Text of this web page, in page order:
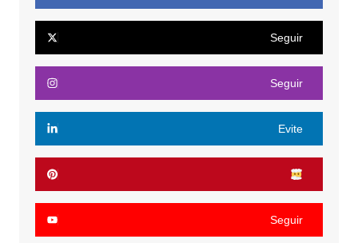
Seguir
Seguir
Evite
Seguir